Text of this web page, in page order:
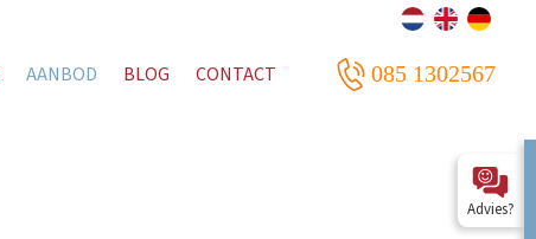
AANBOD BLOG CONTACT 085 1302567
Advies?